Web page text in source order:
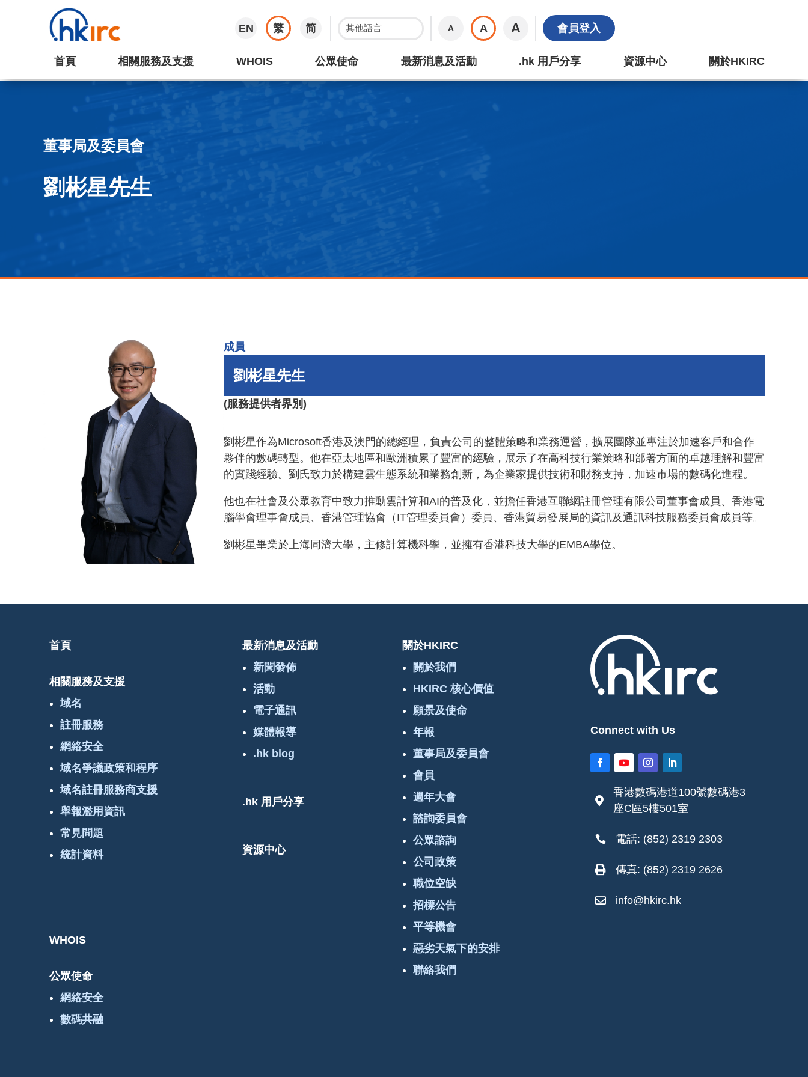
EN 繁 简 A A A 會員登入
首頁 相關服務及支援 WHOIS 公眾使命 最新消息及活動 .hk 用戶分享 資源中心 關於HKIRC
董事局及委員會
劉彬星先生
成員
劉彬星先生
(服務提供者界別 )
劉彬星作為Microsoft香港及澳門的總經理，負責公司的整體策略和業務運營，擴展團隊並專注於加速客戶和合作
夥伴的數碼轉型。他在亞太地區和歐洲積累了豐富的經驗，展示了在高科技行業策略和部署方面的卓越理解和豐富
的實踐經驗。劉氏致力於構建雲生態系統和業務創新，為企業家提供技術和財務支持，加速市場的數碼化進程。
他也在社會及公眾教育中致力推動雲計算和AI的普及化，並擔任香港互聯網註冊管理有限公司董事會成員、香港電
腦學會理事會成員、香港管理協會（IT管理委員會）委員、香港貿易發展局的資訊及通訊科技服務委員會成員等。
劉彬星畢業於上海同濟大學，主修計算機科學，並擁有香港科技大學的EMBA學位。
首頁
相關服務及支援
域名
註冊服務
網絡安全
域名爭議政策和程序
域名註冊服務商支援
舉報濫用資訊
常見問題
統計資料
WHOIS
公眾使命
網絡安全
數碼共融
最新消息及活動
新聞發佈
活動
電子通訊
媒體報導
.hk blog
.hk 用戶分享
資源中心
關於HKIRC
關於我們
HKIRC 核心價值
願景及使命
年報
董事局及委員會
會員
週年大會
諮詢委員會
公眾諮詢
公司政策
職位空缺
招標公告
平等機會
惡劣天氣下的安排
聯絡我們
Connect with Us

香港數碼港道100號數碼港3
座C區5樓501室
 電話: (852) 2319 2303
 傳真: (852) 2319 2626
 info@hkirc.hk